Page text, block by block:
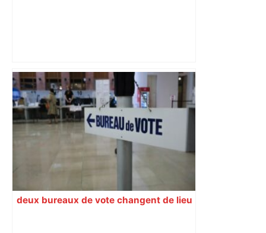
Vous pensiez que c’était comme une
voiture ? La vérité sur les avions qui
reculent – ici.fr
deux bureaux de vote changent de lieu